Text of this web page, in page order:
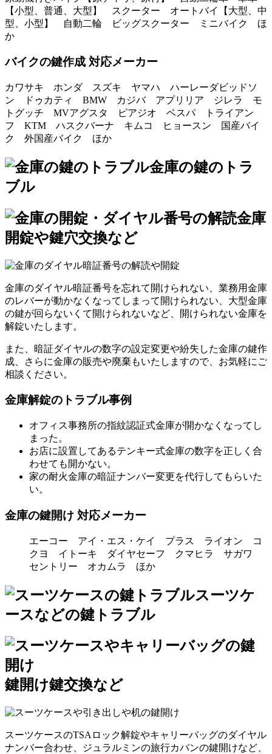
【小型、普通、大型】 スクーター オートバイ【大型、中
型、小型】 自動二輪 ビッグスクーター ミニバイク ほ
か
バイクの鍵作成 対応メーカー
カワサキ ホンダ スズキ ヤマハ ハーレーダビッドソ
ン ドゥカティ BMW カジバ アプリリア ジレラ モ
トグッチ MVアグスタ ピアジオ ベスパ トライアン
フ KTM ハスクバーナ キムコ ヒョースン 国産バイ
ク 外国産バイク ほか
金庫の鍵のトラ
ブル
金庫
開錠や鍵穴交換など
金庫のダイヤル暗証番号を忘れて開けられない、業務用金庫
のレバーが動かなくなってしまって開けられない、大型金庫
の鍵が回らないくて開けられないなど、開けられない金庫を
解錠いたします。
また、暗証ダイヤルの数字の設定変更や紛失した金庫の鍵作
成、さらに金庫の販売や廃棄もいたしますので、お気軽にご
相談ください。
金庫解錠のトラブル事例
オフィス事務所の指紋認証式金庫が開かなくなってし
まった。
お店に設置してあるテンキー式金庫の数字を正しく合
わせても開かない。
家の耐火金庫の暗証ナンバー変更を代行してもらいた
い。
金庫の鍵開け 対応メーカー
エーコー アイ・エス・ケイ プラス ライオン コ
クヨ イトーキ ダイヤセーフ クマヒラ サガワ
セントリー オカムラ ほか
スーツケ
ースなどの鍵トラブル
鍵開け鍵交換など
スーツケースのTSAロック解錠やキャリーバッグのダイヤル
ナンバー合わせ、ジュラルミンの旅行カバンの鍵開けなど、